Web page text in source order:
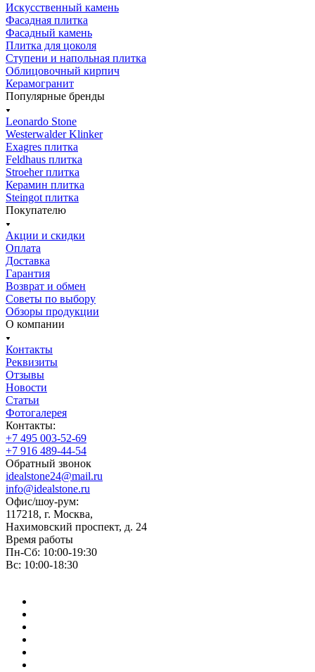
Искусственный камень
Фасадная плитка
Фасадный камень
Плитка для цоколя
Ступени и напольная плитка
Облицовочный кирпич
Керамогранит
Популярные бренды
Leonardo Stone
Westerwalder Klinker
Exagres плитка
Feldhaus плитка
Stroeher плитка
Керамин плитка
Steingot плитка
Покупателю
Акции и скидки
Оплата
Доставка
Гарантия
Возврат и обмен
Советы по выбору
Обзоры продукции
О компании
Контакты
Реквизиты
Отзывы
Новости
Статьи
Фотогалерея
Контакты:
+7 495 003-52-69
+7 916 489-44-54
Обратный звонок
idealstone24@mail.ru
info@idealstone.ru
Офис/шоу-рум:
117218, г. Москва,
Нахимовский проспект, д. 24
Время работы
Пн-Сб: 10:00-19:30
Вс: 10:00-18:30